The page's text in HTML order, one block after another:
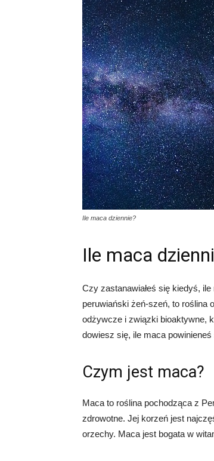
Ile maca dziennie?
Ile maca
Czy zastanawiałeś się kiedyś,
peruwiański żeń-szeń, to roślina
odżywcze i związki bioaktywne,
dowiesz się, ile maca
Czym jest maca?
Maca to roślina pochodząca z
zdrowotne. Jej korzeń jest
orzechy. Maca jest bogata w